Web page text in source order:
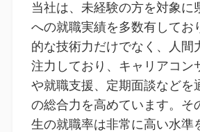
当社は、未経験の方を対象に
への就職実績を多数有してお
的な技術力だけでなく、人間
注力しており、キャリアコン
や就職支援、定期面談などを
の総合力を高めています。そ
生の就職率は非常に高い水準